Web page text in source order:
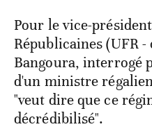
Pour le vice-
Républicaines (UFR
Bangoura, interrogé
d'un ministre
"veut dire que ce
décrédibilisé".